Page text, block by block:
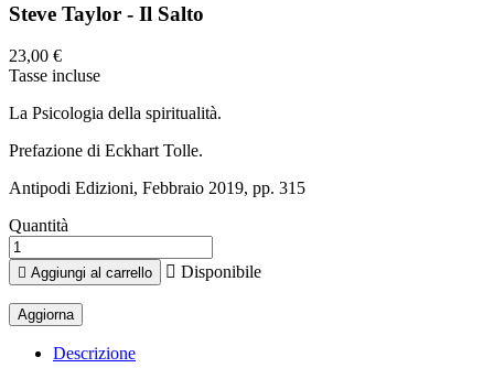
Steve Taylor - Il Salto
23,00 €
Tasse incluse
La Psicologia della spiritualità.
Prefazione di Eckhart Tolle.
Antipodi Edizioni, Febbraio 2019, pp. 315
Quantità
 Aggiungi al carrello  Disponibile
Descrizione